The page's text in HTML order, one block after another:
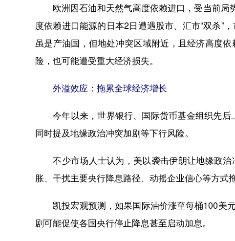
欧洲因石油和天然气高度依赖进口，受当前局
度依赖进口能源的日本2日遭遇股市、汇市“双杀”
虽是产油国，但地处冲突区域附近，且经济高度
险，也可能遭受重大经济损失。
外溢效应：拖累全球经济增长
今年以来，世界银行、国际货币基金组织先后
同时提及地缘政治冲突加剧等下行风险。
不少市场人士认为，美以袭击伊朗让地缘政治
胀、干扰主要央行降息路径、动摇企业信心等方式
凯投宏观预测，如果国际油价涨至每桶100美元
剧可能促使各国央行停止降息甚至启动加息。